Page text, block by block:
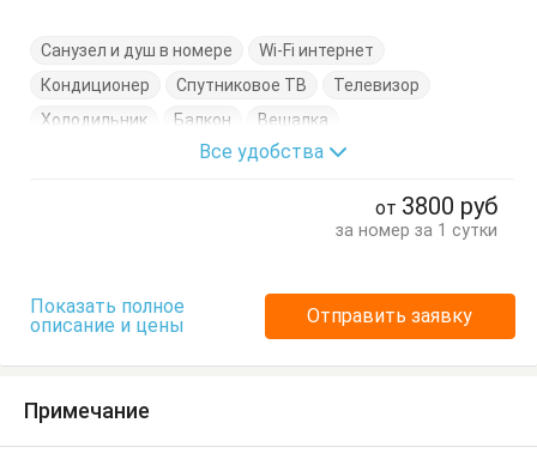
Санузел и душ в номере
Wi-Fi интернет
Кондиционер
Спутниковое ТВ
Телевизор
Холодильник
Балкон
Вешалка
Журнальный столик
Комод
Кровати односпальные
Все удобства
от 3800 руб
за номер за 1 сутки
Показать полное
описание и цены
Отправить заявку
Примечание